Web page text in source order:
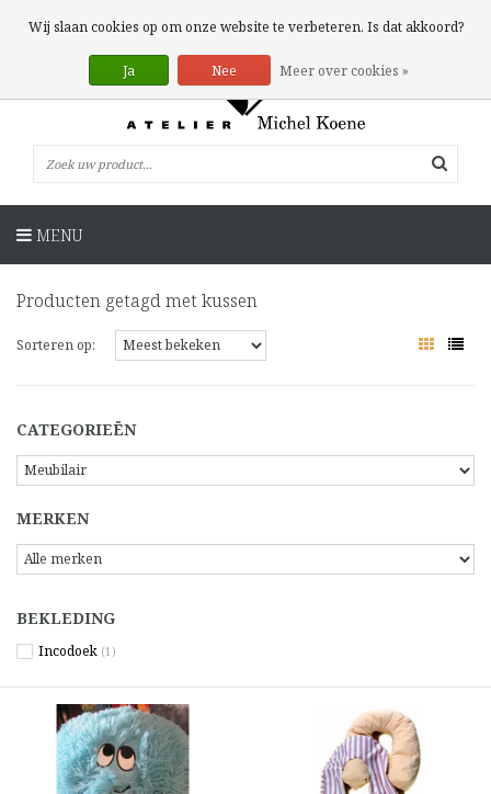
0 Artikelen
MENU
Producten getagd met kussen
Sorteren op:
CATEGORIEËN
MERKEN
BEKLEDING
Incodoek (1)
Wij slaan cookies op om onze website te verbeteren. Is dat akkoord?
Ja Nee Meer over cookies »